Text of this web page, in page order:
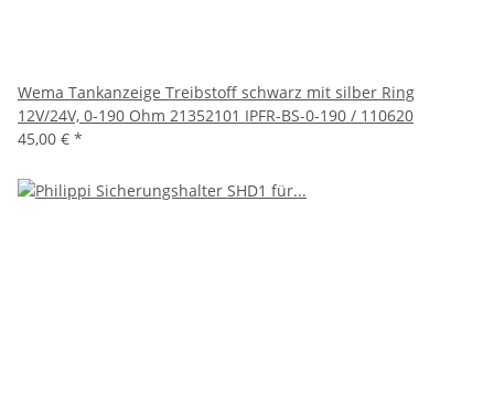
Wema Tankanzeige Treibstoff schwarz mit silber Ring
12V/24V, 0-190 Ohm 21352101 IPFR-BS-0-190 / 110620
45,00 € *